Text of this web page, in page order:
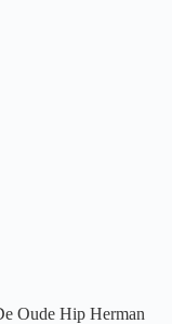
Oude Hip Herman